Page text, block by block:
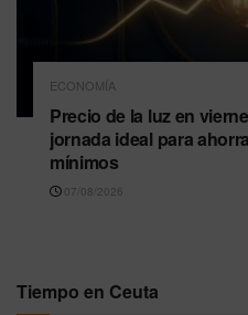
ECONOMÍA
Precio de la luz en
jornada ideal para
mínimos
07/08/2026
Tiempo en Ceuta